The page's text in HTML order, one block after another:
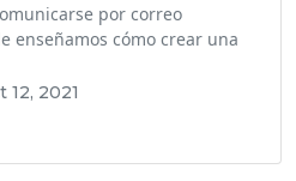
por correo
enseñamos cómo crear una
2021